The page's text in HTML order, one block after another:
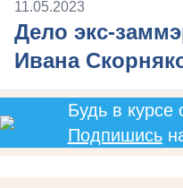
11.05.2023
Дело экс-
Ивана
Будь в курсе
Подпишись